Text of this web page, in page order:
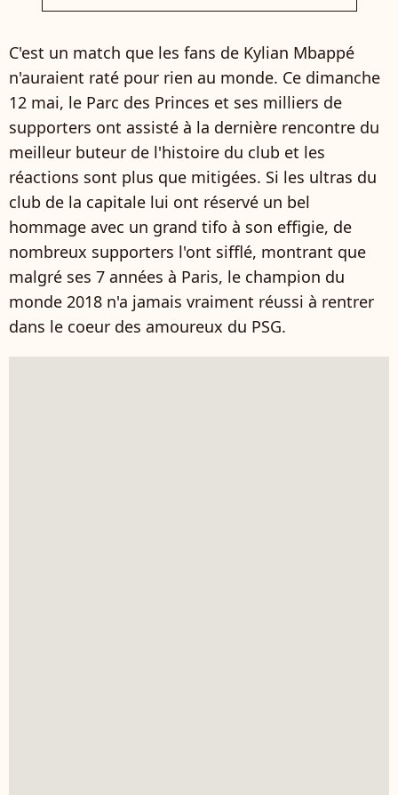
C'est un match que les fans de Kylian Mbappé
n'auraient raté pour rien au monde. Ce dimanche
12 mai, le Parc des Princes et ses milliers de
supporters ont assisté à la dernière rencontre du
meilleur buteur de l'histoire du club et les
réactions sont plus que mitigées. Si les ultras du
club de la capitale lui ont réservé un bel
hommage avec un grand tifo à son effigie, de
nombreux supporters l'ont sifflé, montrant que
malgré ses 7 années à Paris, le champion du
monde 2018 n'a jamais vraiment réussi à rentrer
dans le coeur des amoureux du PSG.